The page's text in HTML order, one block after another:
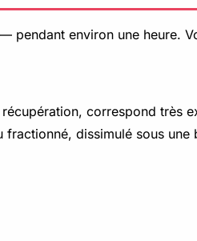
pendant environ une heure.
correspond très
fractionné, dissimulé sous une